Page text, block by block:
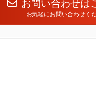
お問い合わせは
お気軽にお問い合わせくだ